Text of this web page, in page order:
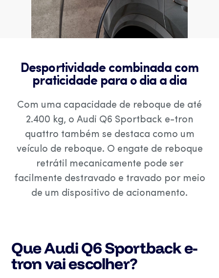
Desportividade combinada com
praticidade para o dia a dia
Com uma capacidade de reboque de até
2.400 kg, o Audi Q6 Sportback e-tron
quattro também se destaca como um
veículo de reboque. O engate de reboque
retrátil mecanicamente pode ser
facilmente destravado e travado por meio
de um dispositivo de acionamento.
Que Audi Q6 Sportback e-
tron vai escolher?